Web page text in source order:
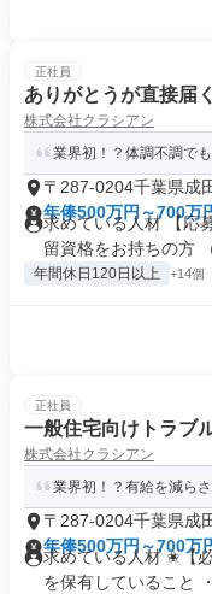
正社員
ありがとうが直接届
株式会社クラシアン
業界初！？体調不調で
〒287-0204千葉県成
年俸500万円～700万
求めている人材 【応
留資格をお持ちの方
年間休日120日以上 +14個
正社員
一般住宅向けトラブ
株式会社クラシアン
業界初！？有給を減ら
〒287-0204千葉県成
年俸500万円～700万
求めている人材 ✬【
を保有していること